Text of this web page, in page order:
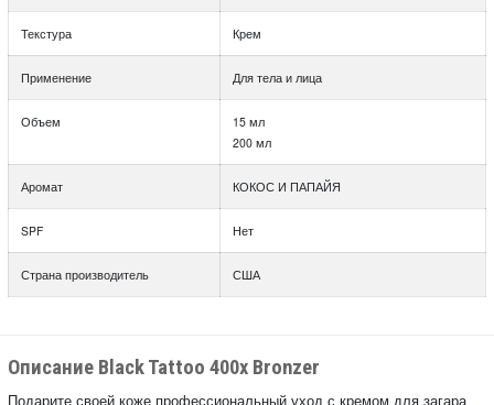
Текстура Крем
Применение Для тела и лица
Объем
15 мл
200 мл
Аромат КОКОС И ПАПАЙЯ
SPF Нет
Страна производитель США
Описание Black Tattoo 400x Bronzer
Подарите своей коже профессиональный уход с кремом для загара